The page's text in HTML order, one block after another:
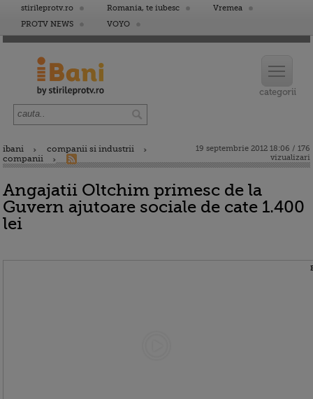
stirileprotv.ro Romania, te iubesc
Vremea
PROTV NEWS
VOYO
ibani
companii si industrii
companii
19 septembrie 2012 18:06 / 176
vizualizari
Angajatii Oltchim primesc de la
Guvern ajutoare sociale de cate 1.400
lei